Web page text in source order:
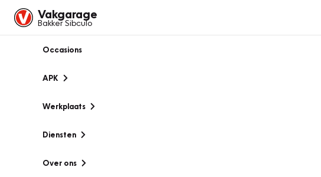
Vakgarage
Bakker Sibculo
Occasions
APK
Werkplaats
Diensten
Over ons